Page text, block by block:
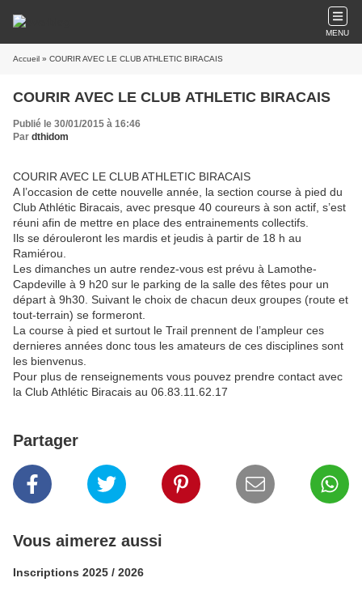
MENU
Accueil » COURIR AVEC LE CLUB ATHLETIC BIRACAIS
COURIR AVEC LE CLUB ATHLETIC BIRACAIS
Publié le 30/01/2015 à 16:46
Par dthidom
COURIR AVEC LE CLUB ATHLETIC BIRACAIS
A l’occasion de cette nouvelle année, la section course à pied du
Club Athlétic Biracais, avec presque 40 coureurs à son actif, s’est
réuni afin de mettre en place des entrainements collectifs.
Ils se dérouleront les mardis et jeudis à partir de 18 h au
Ramiérou.
Les dimanches un autre rendez-vous est prévu à Lamothe-
Capdeville à 9 h20 sur le parking de la salle des fêtes pour un
départ à 9h30. Suivant le choix de chacun deux groupes (route et
tout-terrain) se formeront.
La course à pied et surtout le Trail prennent de l’ampleur ces
dernieres années donc tous les amateurs de ces disciplines sont
les bienvenus.
Pour plus de renseignements vous pouvez prendre contact avec
la Club Athlétic Biracais au 06.83.11.62.17
Partager
Vous aimerez aussi
Inscriptions 2025 / 2026